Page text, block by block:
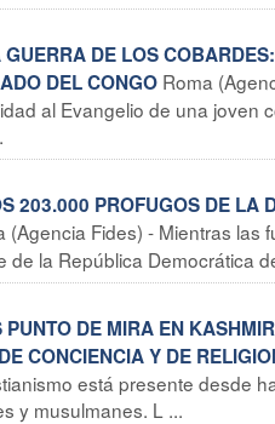
DE LOS
DEL CONGO Roma
al Evangelio de una joven
203.000 PROFUGOS DE LA
(Agencia Fides) - Mientras
de la República Democrática
DE MIRA EN
CONCIENCIA Y DE
está presente desde
y musulmanes. L ...